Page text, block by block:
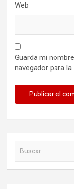
Web
Guarda mi
navegador para